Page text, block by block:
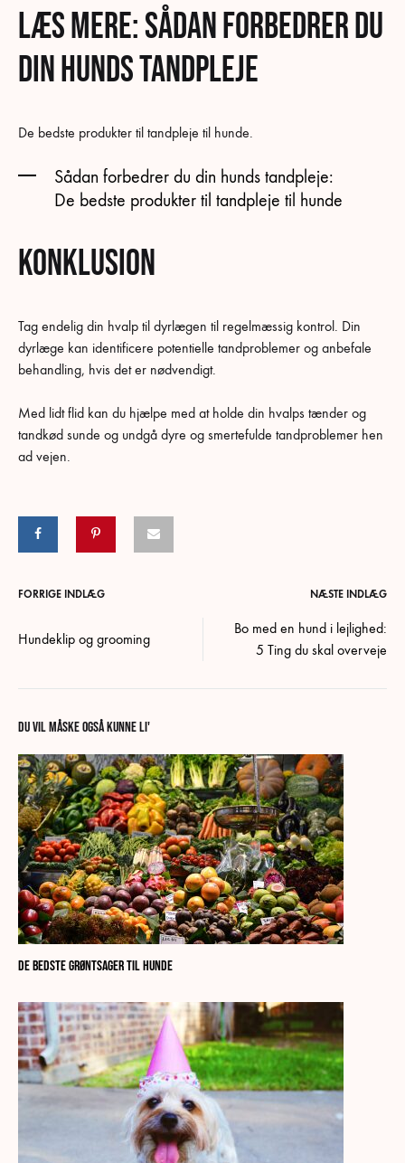
LÆS MERE: Sådan forbedrer du
din hunds tandpleje
De bedste produkter til tandpleje til hunde.
Sådan forbedrer du din hunds tandpleje:
De bedste produkter til tandpleje til hunde
Konklusion
Tag endelig din hvalp til dyrlægen til regelmæssig kontrol. Din
dyrlæge kan identificere potentielle tandproblemer og anbefale
behandling, hvis det er nødvendigt.
Med lidt flid kan du hjælpe med at holde din hvalps tænder og
tandkød sunde og undgå dyre og smertefulde tandproblemer hen
ad vejen.
Post
navigation
FORRIGE INDLÆG NÆSTE INDLÆG
Hundeklip og grooming
Bo med en hund i lejlighed:
5 Ting du skal overveje
DU VIL MÅSKE OGSÅ KUNNE LI'
De bedste grøntsager til hunde